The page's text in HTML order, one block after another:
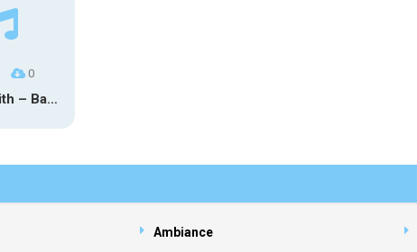
0
Carter Faith – Bar Star Vevo
Ambiance